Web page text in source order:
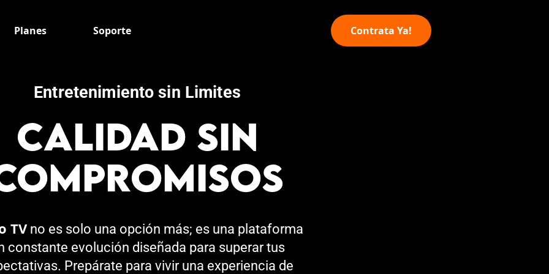
Planes Soporte Contrata Ya!
Entretenimiento sin Limites
CALIDAD SIN
TVno es solo una opción más; es una plataforma
constante evolución diseñada para superar tus
Prepárate para vivir una experiencia de